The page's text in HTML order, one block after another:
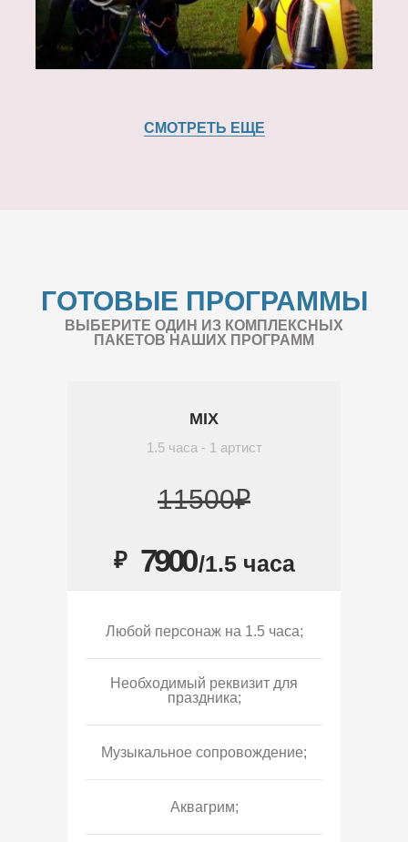
СМОТРЕТЬ ЕЩЕ
ГОТОВЫЕ ПРОГРАММЫ
ВЫБЕРИТЕ ОДИН ИЗ КОМПЛЕКСНЫХ
ПАКЕТОВ НАШИХ ПРОГРАММ
MIX
1.5 часа - 1 артист
11500₽
₽ 7900/1.5 часа
Любой персонаж на 1.5 часа;
Необходимый реквизит для
праздника;
Музыкальное сопровождение;
Аквагрим;